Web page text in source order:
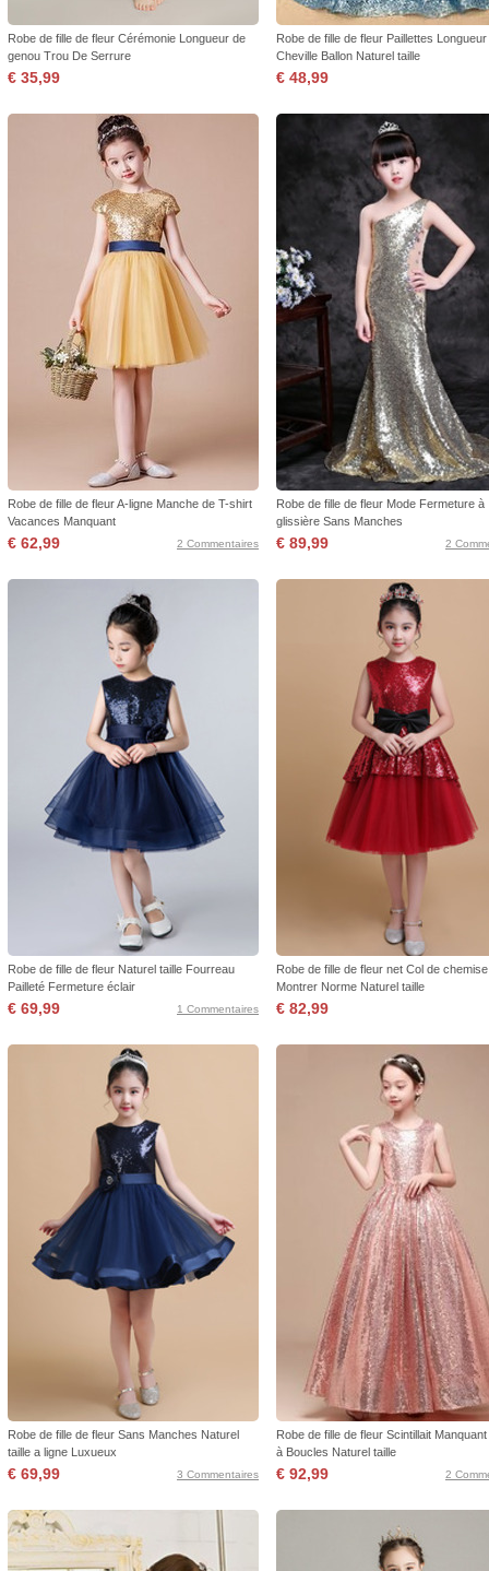
Robe de fille de fleur Cérémonie Longueur de
genou Trou De Serrure
€ 35,99
Robe de fille de fleur Paillettes Longueur
Cheville Ballon Naturel taille
€ 48,99
Robe de fille de fleur A-ligne Manche de T-shirt
Vacances Manquant
€ 62,99 2 Commentaires
Robe de fille de fleur Mode Fermeture à
glissière Sans Manches
€ 89,99 2
Robe de fille de fleur Naturel taille Fourreau
Pailleté Fermeture éclair
€ 69,99 1 Commentaires
Robe de fille de fleur net Col de
Montrer Norme Naturel taille
€ 82,99
Robe de fille de fleur Sans Manches Naturel
taille a ligne Luxueux
€ 69,99 3 Commentaires
Robe de fille de fleur Scintillait
à Boucles Naturel taille
€ 92,99 2